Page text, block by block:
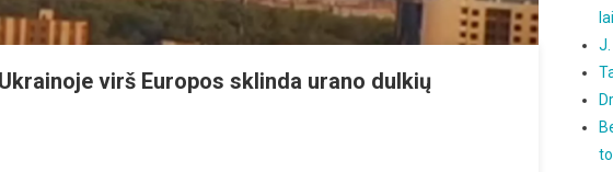
virš Europos sklinda urano dulkių